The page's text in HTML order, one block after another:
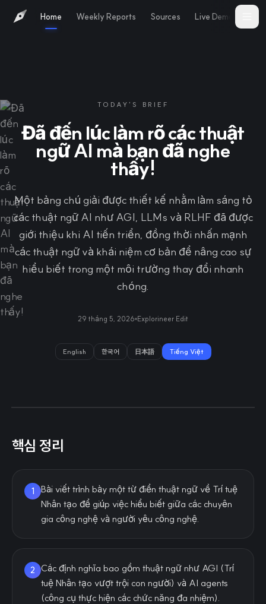
Home Weekly Reports Sources Live Demo
TODAY'S BRIEF
Đã đến lúc làm rõ các thuật
ngữ AI mà bạn đã nghe
thấy!
Một bảng chú giải được thiết kế nhằm làm sáng tỏ
các thuật ngữ AI như AGI, LLMs và RLHF đã được
giới thiệu khi AI tiến triển, đồng thời nhấn mạnh
các thuật ngữ và khái niệm cơ bản để nâng cao sự
hiểu biết trong một môi trường thay đổi nhanh
chóng.
29 tháng 5, 2026 Explorineer Edit
English 한국어 日本語 Tiếng Việt
핵심 정리
1
Bài viết trình bày một từ điển thuật ngữ về Trí tuệ
Nhân tạo để giúp việc hiểu biết giữa các chuyên
gia công nghệ và người yêu công nghệ.
2
Các định nghĩa bao gồm thuật ngữ như AGI (Trí
tuệ Nhân tạo vượt trội con người) và AI agents
(công cụ thực hiện các chức năng đa nhiệm).